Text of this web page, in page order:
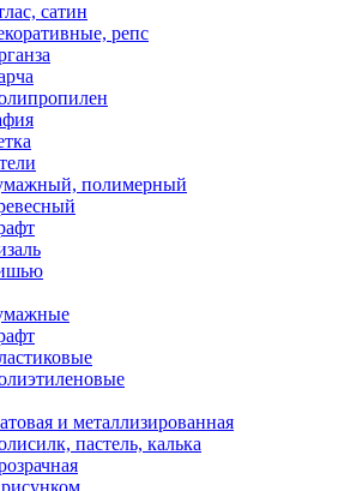
сатин
репс
полимерный
и металлизированная
пастель, калька